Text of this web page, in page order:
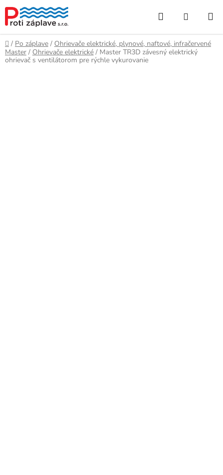
obsah
Hľadať
KOŠÍK
Domov
/ Po záplave / Ohrievače elektrické, plynové, naftové, infračervené
Master / Ohrievače elektrické / Master TR3D závesný elektrický
ohrievač s ventilátorom pre rýchle vykurovanie